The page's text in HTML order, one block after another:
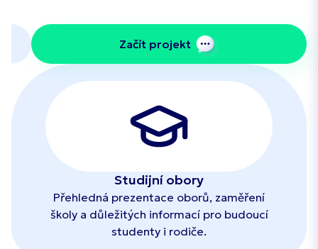
Začít projekt
Studijní obory
Přehledná prezentace oborů, zaměření
školy a důležitých informací pro budoucí
studenty i rodiče.